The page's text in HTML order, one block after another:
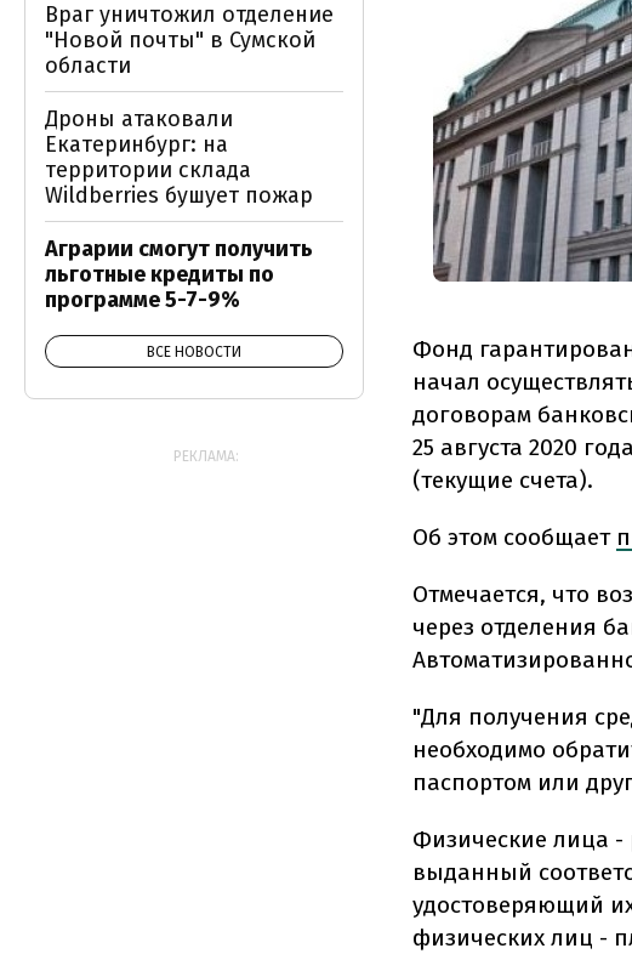
Фонд
начал
договорам
25 августа 2020
(текущие счета).
Об этом сообщает
Отмечается, что
через отделения
"Для получения
необходимо
паспортом или
Физические лица -
выданный
удостоверяющий
физических лиц -
Враг уничтожил отделение
"Новой почты" в Сумской
области
Дроны атаковали
Екатеринбург: на
территории склада
Wildberries бушует пожар
Аграрии смогут получить
льготные кредиты по
программе 5-7-9%
ВСЕ НОВОСТИ
РЕКЛАМА: